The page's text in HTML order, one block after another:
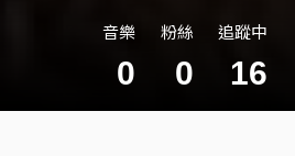
音樂
0
粉絲
0
追蹤中
16